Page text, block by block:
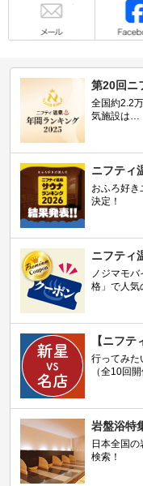
第20回ニ
全国約2.2
気施設は…
ニフティ
おふろ好
決定！
ニフティ
ノジマモ
格」で人気
【ニフテ
行ってみた
（全10回
岩盤浴特
日本全国
検索！